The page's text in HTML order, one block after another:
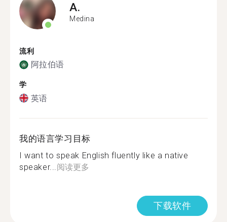
A.
Medina
流利
阿拉伯语
学
英语
我的语言学习目标
I want to speak English fluently like a native
speaker... 阅读更多
下载软件